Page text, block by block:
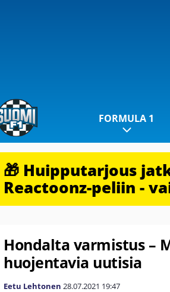
FORMULA 1
🎁 Huipputarjous
Reactoonz-peliin -
Hondalta varmistus –
huojentavia uutisia
Eetu Lehtonen 28.07.2021 19:47